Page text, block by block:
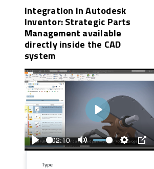
Integration in Autodesk
Inventor: Strategic Parts
Management available
directly inside the CAD
system
Play
02:10
Mute
Settings
PIP
Play
Type